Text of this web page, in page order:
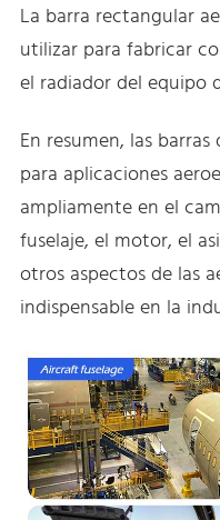
La barra rectangular
utilizar para fabricar
el radiador del equipo
En resumen, las
para aplicaciones
ampliamente en el
fuselaje, el motor, el
otros aspectos de las
indispensable en la